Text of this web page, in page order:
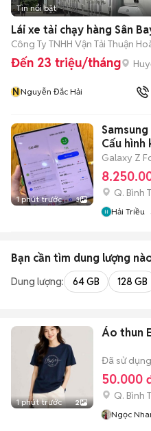
Tin nổi bật
Lái xe tải chạy hàng Sân
Công Ty TNHH Vận Tải Thuận
Đến 23 triệu/tháng
NNguyễn Đắc Hải
1 phút trước 3
Samsung
Cấu hình
Galaxy Z
Q. Bình
Hải Triều
Bạn cần tìm dung lượng
Dung lượng: 64 GB 128 GB
1 phút trước 2
Áo thun
Đã sử dụng
50.000
Q. Bình
Ngọc